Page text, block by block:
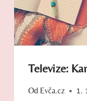
Televize:
Od Evča.cz 1.